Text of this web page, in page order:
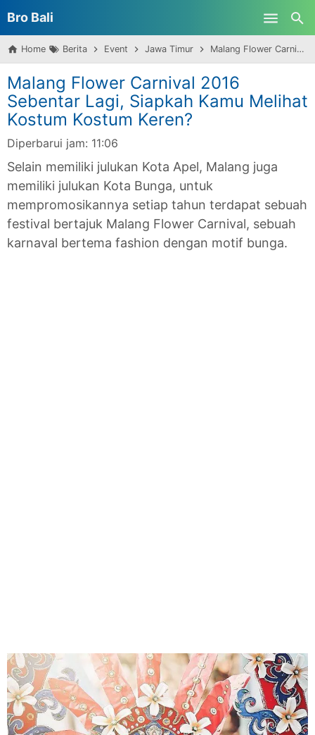
Bro Bali
Home Berita Event Jawa Timur Malang Flower Carnival 2016 Sebentar Lagi, Siapkah Kamu Melihat Kostum Kostum Keren?
Malang Flower Carnival 2016
Sebentar Lagi, Siapkah Kamu Melihat
Kostum Kostum Keren?
Diperbarui jam: 11:06
Selain memiliki julukan Kota Apel, Malang juga
memiliki julukan Kota Bunga, untuk
mempromosikannya setiap tahun terdapat sebuah
festival bertajuk Malang Flower Carnival, sebuah
karnaval bertema fashion dengan motif bunga.